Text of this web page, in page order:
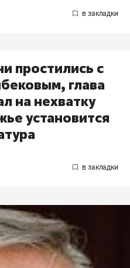
простились с
глава
на нехватку
установится​